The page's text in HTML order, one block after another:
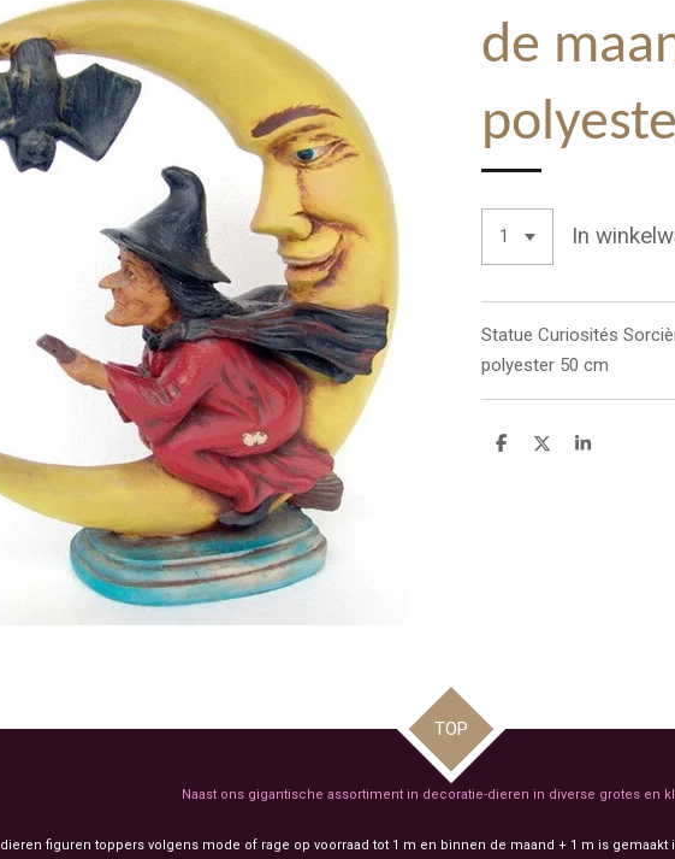
de
In
Statue Curiosités
polyester 50 cm
D
D
S
TOP
Naast ons gigantische assortiment in decoratie-dieren in diverse grotes en
dieren figuren toppers volgens mode of rage op voorraad tot 1 m en binnen de maand + 1 m is gemaakt